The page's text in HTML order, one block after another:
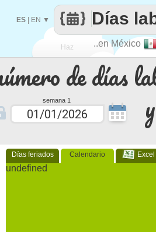
de días
semana 1
Días feriados Calendario Excel
undefined
Haz
que
..en México
Días
ES EN ▼